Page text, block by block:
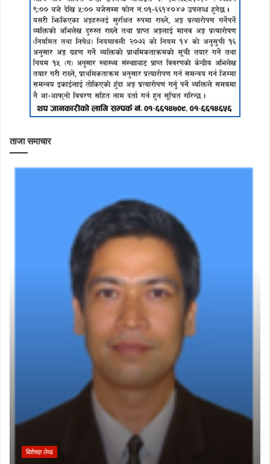
ताजा समाचार
बिशेषज्ञ लेख